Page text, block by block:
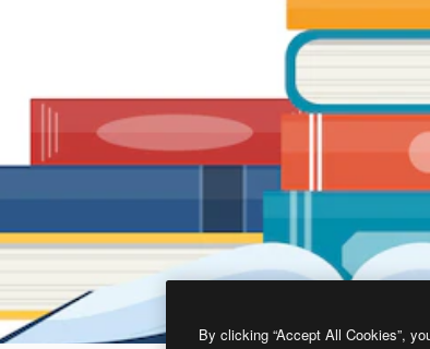
By clicking “Accept All Cookies”,